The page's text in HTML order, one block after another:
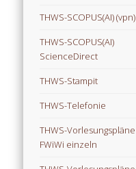
THWS-SCOPUS(AI) (vpn)
THWS-SCOPUS(AI)
ScienceDirect
THWS-Stampit
THWS-Telefonie
THWS-Vorlesungspläne
FWiWi einzeln